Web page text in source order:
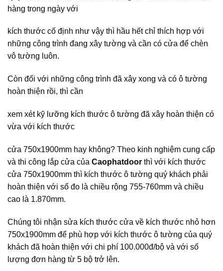
hàng trong ngày với
kích thước cố định như vậy thì hầu hết chỉ thích hợp với
những công trình đang xây tường và cần có cửa để chèn
vô tường luôn.
Còn đối với những công trình đã xây xong và có ô tường
hoàn thiện rồi, thì cần
xem xét kỹ lưỡng kích thước ô tường đã xây hoàn thiện có
vừa với kích thước
cửa 750x1900mm hay không? Theo kinh nghiệm cung cấp
và thi công lắp cửa của Caophatdoor thì với kích thước
cửa 750x1900mm thì kích thước ô tường quý khách phải
hoàn thiện với số đo là chiều rộng 755-760mm và chiều
cao là 1.870mm.
Chúng tôi nhận sửa kích thước cửa về kích thước nhỏ hơn
750x1900mm để phù hợp với kích thước ô tường của quý
khách đã hoàn thiện với chi phí 100.000đ/bộ và với số
lượng đơn hàng từ 5 bộ trở lên.